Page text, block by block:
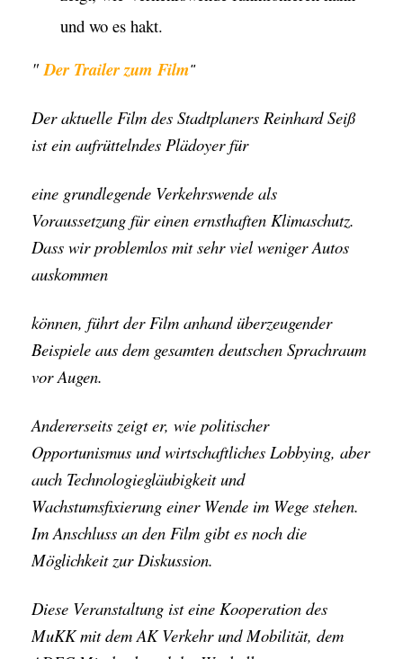
und wo es hakt.
" Der Trailer zum Film"
Der aktuelle Film des Stadtplaners Reinhard Seiß
ist ein aufrüttelndes Plädoyer für
eine grundlegende Verkehrswende als
Voraussetzung für einen ernsthaften Klimaschutz.
Dass wir problemlos mit sehr viel weniger Autos
auskommen
können, führt der Film anhand überzeugender
Beispiele aus dem gesamten deutschen Sprachraum
vor Augen.
Andererseits zeigt er, wie politischer
Opportunismus und wirtschaftliches Lobbying, aber
auch Technologiegläubigkeit und
Wachstumsfixierung einer Wende im Wege stehen.
Im Anschluss an den Film gibt es noch die
Möglichkeit zur Diskussion.
Diese Veranstaltung ist eine Kooperation des
MuKK mit dem AK Verkehr und Mobilität, dem